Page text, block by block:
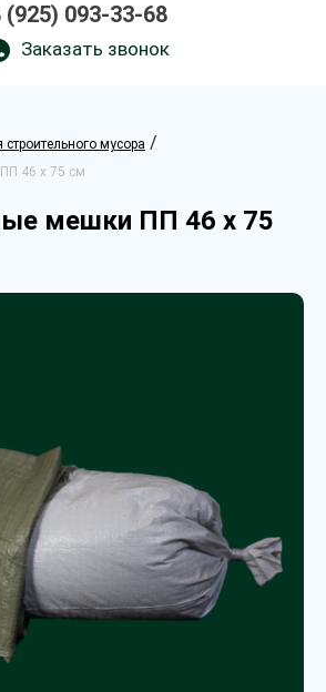
(925) 093-33-68
Заказать звонок
мусора /
46 х 75 см
мешки ПП 46 х 75